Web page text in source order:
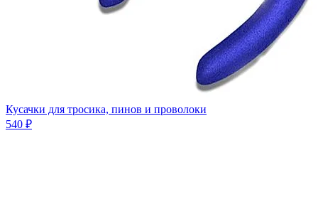
Кусачки для тросика, пинов и проволоки
540 ₽